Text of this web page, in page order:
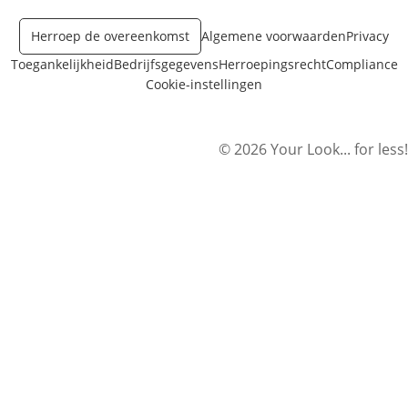
Herroep de overeenkomst Algemene voorwaardenPrivacy
ToegankelijkheidBedrijfsgegevensHerroepingsrechtCompliance
Cookie-instellingen
© 2026 Your Look... for less!